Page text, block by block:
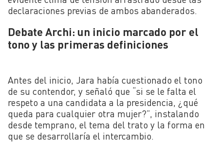
declaraciones previas de ambos abanderados.
Debate Archi: un inicio marcado por el
tono y las primeras definiciones
Antes del inicio, Jara había cuestionado el tono
de su contendor, y señaló que “si se le falta el
respeto a una candidata a la presidencia, ¿qué
queda para cualquier otra mujer?”, instalando
desde temprano, el tema del trato y la forma en
que se desarrollaría el intercambio.